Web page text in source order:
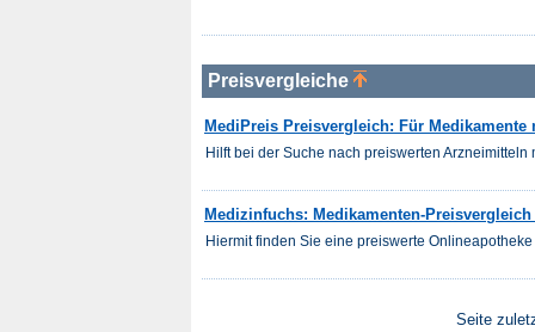
Preisvergleiche
MediPreis Preisvergleich: Für
Hilft bei der Suche nach preiswerten Arzneimitteln
Medizinfuchs: Medikamenten-
Hiermit finden Sie eine preiswerte
Seite